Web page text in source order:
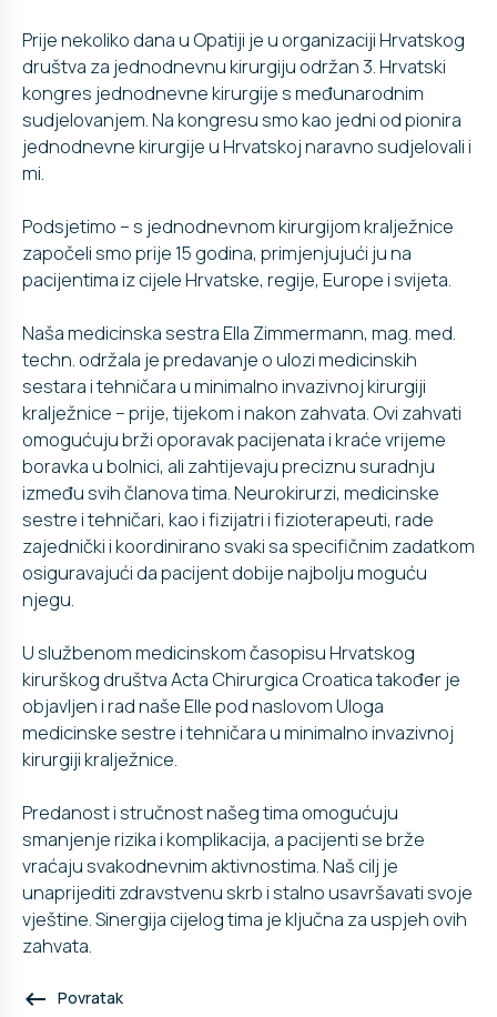
Prije nekoliko dana u Opatiji je u organizaciji Hrvatskog
društva za jednodnevnu kirurgiju održan 3. Hrvatski
kongres jednodnevne kirurgije s međunarodnim
sudjelovanjem. Na kongresu smo kao jedni od pionira
jednodnevne kirurgije u Hrvatskoj naravno sudjelovali i
mi.
Podsjetimo – s jednodnevnom kirurgijom kralježnice
započeli smo prije 15 godina, primjenjujući ju na
pacijentima iz cijele Hrvatske, regije, Europe i svijeta.
Naša medicinska sestra Ella Zimmermann, mag. med.
techn. održala je predavanje o ulozi medicinskih
sestara i tehničara u minimalno invazivnoj kirurgiji
kralježnice – prije, tijekom i nakon zahvata. Ovi zahvati
omogućuju brži oporavak pacijenata i kraće vrijeme
boravka u bolnici, ali zahtijevaju preciznu suradnju
između svih članova tima. Neurokirurzi, medicinske
sestre i tehničari, kao i fizijatri i fizioterapeuti, rade
zajednički i koordinirano svaki sa specifičnim zadatkom
osiguravajući da pacijent dobije najbolju moguću
njegu.
U službenom medicinskom časopisu Hrvatskog
kirurškog društva Acta Chirurgica Croatica također je
objavljen i rad naše Elle pod naslovom Uloga
medicinske sestre i tehničara u minimalno invazivnoj
kirurgiji kralježnice.
Predanost i stručnost našeg tima omogućuju
smanjenje rizika i komplikacija, a pacijenti se brže
vraćaju svakodnevnim aktivnostima. Naš cilj je
unaprijediti zdravstvenu skrb i stalno usavršavati svoje
vještine. Sinergija cijelog tima je ključna za uspjeh ovih
zahvata.
keyboard_backspace Povratak